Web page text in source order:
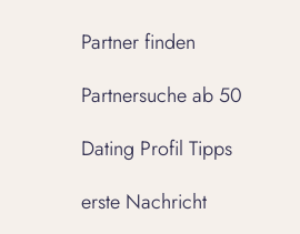
Partner finden
Partnersuche ab 50
Dating Profil Tipps
erste Nachricht